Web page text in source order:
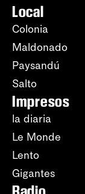
Local
Colonia
Maldonado
Paysandú
Salto
Impresos
la diaria
Le Monde
Lento
Gigantes